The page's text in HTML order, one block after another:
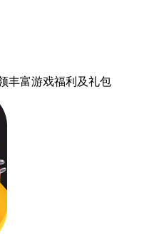
丰富游戏福利 及礼包